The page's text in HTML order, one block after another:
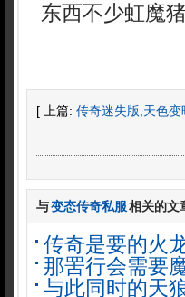
东西不少虹魔
[ 上篇: 传奇迷失版,天色
与变态传奇私服相关的文
传奇是要的火
那罟行会需要
与此同时的天